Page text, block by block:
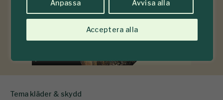
Anpassa Avvisa alla
Acceptera alla
Tema kläder & skydd